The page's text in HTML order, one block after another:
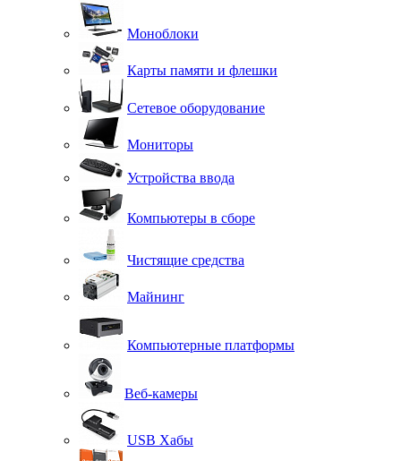
Моноблоки
Карты памяти и флешки
Сетевое оборудование
Мониторы
Устройства ввода
Компьютеры в сборе
Чистящие средства
Майнинг
Компьютерные платформы
Веб-камеры
USB Хабы